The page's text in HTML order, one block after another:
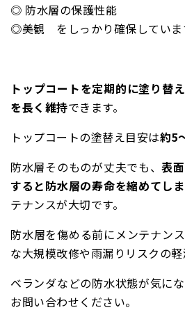
◎ 防水層の保護性能
◎美観 をしっかり確保していま
トップコートを定期的に塗り替
を長く維持できます。
トップコートの塗替え目安は約5
防水層そのものが丈夫でも、表
すると防水層の寿命を縮めてし
テナンスが大切です。
防水層を傷める前にメンテナン
な大規模改修や雨漏りリスクの
ベランダなどの防水状態が気に
お問い合わせください。